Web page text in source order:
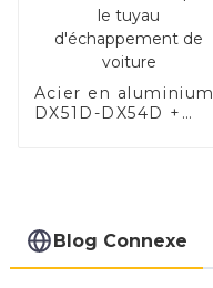
Acier en aluminium
DX51D-DX54D +
pour le tuyau
d'échappement de
voiture
Blog Connexe